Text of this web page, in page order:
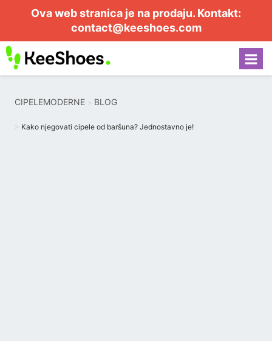
Ova web stranica je na prodaju. Kontakt:
contact@keeshoes.com
CIPELEMODERNE BLOG
Kako njegovati cipele od baršuna? Jednostavno je!